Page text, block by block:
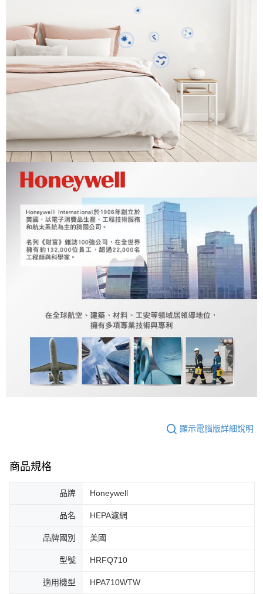
顯示電腦版詳細說明
商品規格
品牌 Honeywell
品名 HEPA濾網
品牌國別 美國
型號 HRFQ710
適用機型 HPA710WTW